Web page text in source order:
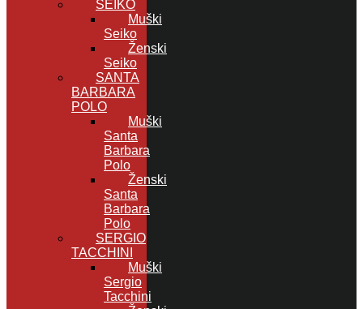
SEIKO
Muški
Seiko
Ženski
Seiko
SANTA
BARBARA
POLO
Muški
Santa
Barbara
Polo
Ženski
Santa
Barbara
Polo
SERGIO
TACCHINI
Muški
Sergio
Tacchini